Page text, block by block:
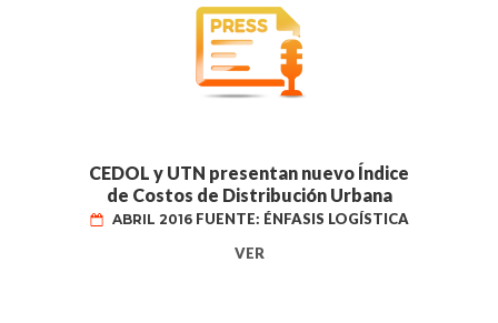
CEDOL y UTN presentan nuevo Índice
de Costos de Distribución Urbana
ABRIL 2016 FUENTE: ÉNFASIS LOGÍSTICA
VER